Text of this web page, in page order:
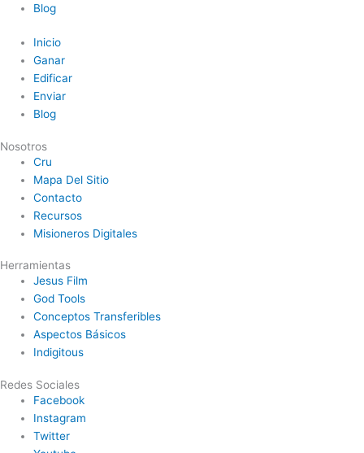
Blog
Inicio
Ganar
Edificar
Enviar
Blog
Nosotros
Cru
Mapa Del Sitio
Contacto
Recursos
Misioneros Digitales
Herramientas
Jesus Film
God Tools
Conceptos Transferibles
Aspectos Básicos
Indigitous
Redes Sociales
Facebook
Instagram
Twitter